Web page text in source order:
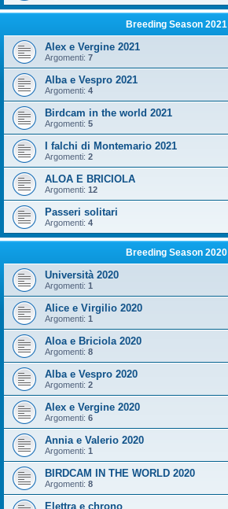
Breeding Season 2021
Alex e Vergine 2021
Argomenti: 7
Alba e Vespro 2021
Argomenti: 4
Birdcam in the world 2021
Argomenti: 5
I falchi di Montemario 2021
Argomenti: 2
ALOA E BRICIOLA
Argomenti: 12
Passeri solitari
Argomenti: 4
Breeding Season 2020
Università 2020
Argomenti: 1
Alice e Virgilio 2020
Argomenti: 1
Aloa e Briciola 2020
Argomenti: 8
Alba e Vespro 2020
Argomenti: 2
Alex e Vergine 2020
Argomenti: 6
Annia e Valerio 2020
Argomenti: 1
BIRDCAM IN THE WORLD 2020
Argomenti: 8
Elettra e chrono